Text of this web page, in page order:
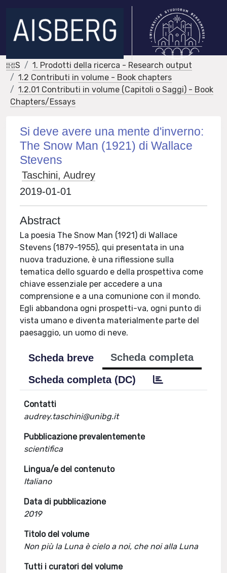
IRIS
1. Prodotti della ricerca - Research output
1.2 Contributi in volume - Book chapters
1.2.01 Contributi in volume (Capitoli o Saggi) - Book
Chapters/Essays
Si deve avere una mente d'inverno:
The Snow Man (1921) di Wallace
Stevens
Taschini, Audrey
2019-01-01
Abstract
La poesia The Snow Man (1921) di Wallace
Stevens (1879-1955), qui presentata in una
nuova traduzione, è una riflessione sulla
tematica dello sguardo e della prospettiva come
chiave essenziale per accedere a una
comprensione e a una comunione con il mondo.
Egli abbandona ogni prospetti-va, ogni punto di
vista umano e diventa materialmente parte del
paesaggio, un uomo di neve.
Scheda breve
Scheda completa
Scheda completa (DC)
Contatti
audrey.taschini@unibg.it
Pubblicazione prevalentemente
scientifica
Lingua/e del contenuto
Italiano
Data di pubblicazione
2019
Titolo del volume
Non più la Luna è cielo a noi, che noi alla Luna
Tutti i curatori del volume